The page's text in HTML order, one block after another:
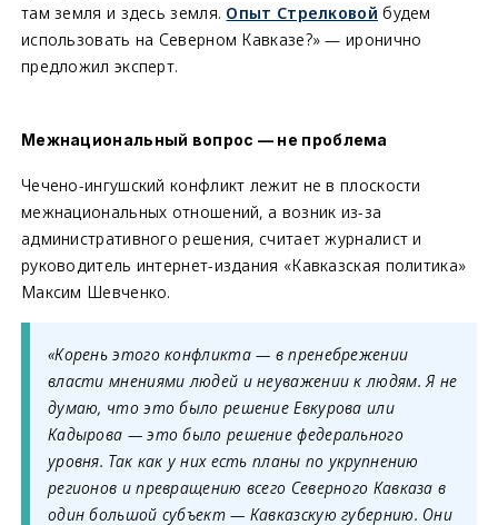
там земля и здесь земля. Опыт Стрелковой будем
использовать на Северном Кавказе?» — иронично
предложил эксперт.
Межнациональный вопрос — не проблема
Чечено-ингушский конфликт лежит не в плоскости
межнациональных отношений, а возник из-за
административного решения, считает журналист и
руководитель интернет-издания «Кавказская политика»
Максим Шевченко.
«Корень этого конфликта — в пренебрежении
власти мнениями людей и неуважении к людям. Я не
думаю, что это было решение Евкурова или
Кадырова — это было решение федерального
уровня. Так как у них есть планы по укрупнению
регионов и превращению всего Северного Кавказа в
один большой субъект — Кавказскую губернию. Они